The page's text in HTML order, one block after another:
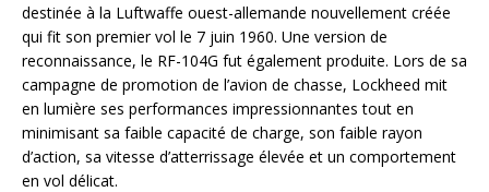
destinée à la Luftwaffe ouest-allemande nouvellement créée
qui fit son premier vol le 7 juin 1960. Une version de
reconnaissance, le RF-104G fut également produite. Lors de sa
campagne de promotion de l’avion de chasse, Lockheed mit
en lumière ses performances impressionnantes tout en
minimisant sa faible capacité de charge, son faible rayon
d’action, sa vitesse d’atterrissage élevée et un comportement
en vol délicat.